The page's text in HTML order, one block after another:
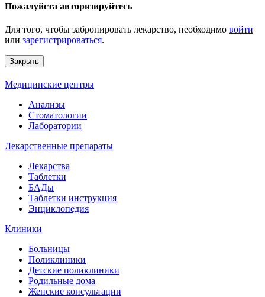
Пожалуйста авторизируйтесь
Для того, чтобы забронировать лекарство, необходимо войти
или зарегистрироваться.
Закрыть
Медицинские центры
Анализы
Стоматологии
Лаборатории
Лекарственные препараты
Лекарства
Таблетки
БАДы
Таблетки инструкция
Энциклопедия
Клиники
Больницы
Поликлиники
Детские поликлиники
Родильные дома
Женские консультации